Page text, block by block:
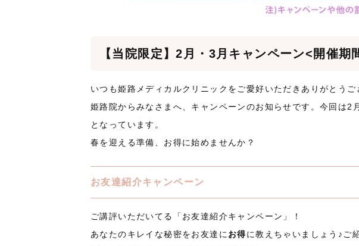
【当院限定】2月・3月キャンペーン<開催期
いつも姫路メディカルクリニックをご愛好いただきありがとうご
姫路院からみなさまへ、キャンペーンのお知らせです。今回は2
となっています。
春を迎える準備、お得に始めませんか？
お友達紹介キャンペーン
ご講評いただいてる「お友達紹介キャンペーン」！
あなたのキレイな秘密をお友達にお得に教えちゃいましょう♪ご